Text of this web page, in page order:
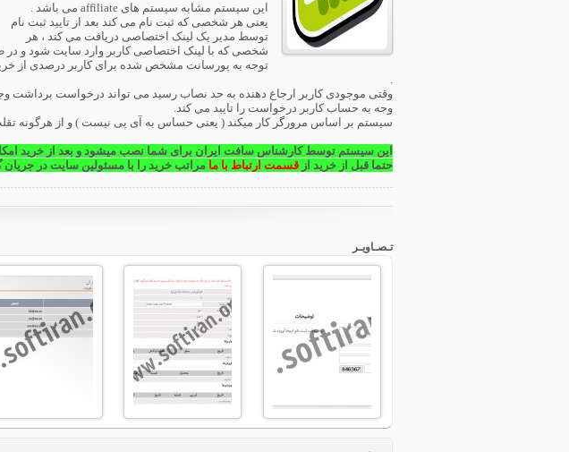
این سیستم مشابه سیستم های affiliate می باشد .
یعنی هر شخصی که ثبت نام می کند بعد از تایید ثبت نام
توسط مدیر یک لینک اختصاصی دریافت می کند ، هر
توجه به پورسانت مشخص شده برای کاربر درصدی از
.
وقتی موجودی کاربر ارجاع دهنده به حد نصاب رسید می تواند درخواست برداشت
وجه به حساب کاربر درخواست را تایید می کند.
سیستم بر اساس مرورگر کار میکند ( یعنی حساس به آی پی نیست ) و از هرگونه
این سیستم توسط کارشناس سافت ایران برای شما نصب میشود و بعد از خرید
حتما قبل از خرید از قسمت ارتباط با ما مراتب خرید را با مسئولین سایت در جریان
تـصـاویـر